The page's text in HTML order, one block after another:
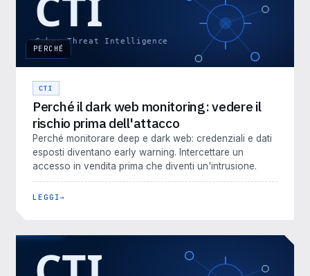
PERCHÉ
CTI
Perché il dark web monitoring: vedere il
rischio prima dell'attacco
Perché monitorare deep e dark web: credenziali e dati
esposti diventano early warning. Intercettare un
accesso in vendita prima che diventi un'intrusione.
LEGGI